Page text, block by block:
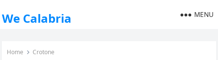
We Calabria MENU
Home Crotone